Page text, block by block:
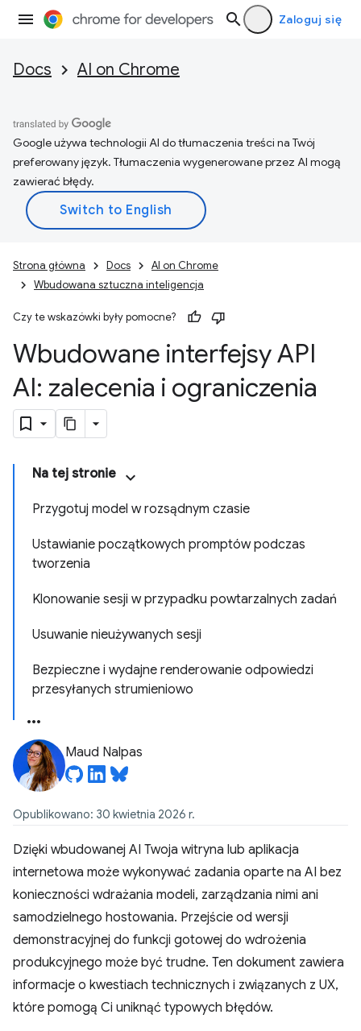
Zaloguj się
Docs AI on Chrome
Google używa technologii AI do tłumaczenia treści na Twój
preferowany język. Tłumaczenia wygenerowane przez AI mogą
zawierać błędy.
Strona główna Docs
AI on Chrome
Wbudowana sztuczna inteligencja
Czy te wskazówki były pomocne?
Wbudowane interfejsy API
AI: zalecenia i ograniczenia
Na tej stronie
Przygotuj model w rozsądnym czasie
Ustawianie początkowych promptów podczas
tworzenia
Klonowanie sesji w przypadku powtarzalnych zadań
Usuwanie nieużywanych sesji
Bezpieczne i wydajne renderowanie odpowiedzi
przesyłanych strumieniowo
Maud Nalpas
Opublikowano: 30 kwietnia 2026 r.
Dzięki wbudowanej AI Twoja witryna lub aplikacja
internetowa może wykonywać zadania oparte na AI bez
konieczności wdrażania modeli, zarządzania nimi ani
samodzielnego hostowania. Przejście od wersji
demonstracyjnej do funkcji gotowej do wdrożenia
produkcyjnego może być trudne. Ten dokument zawiera
informacje o kwestiach technicznych i związanych z UX,
które pomogą Ci uniknąć typowych błędów.